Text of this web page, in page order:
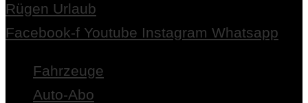
Rügen Urlaub
Facebook-f Youtube Instagram Whatsapp
Fahrzeuge
Auto-Abo